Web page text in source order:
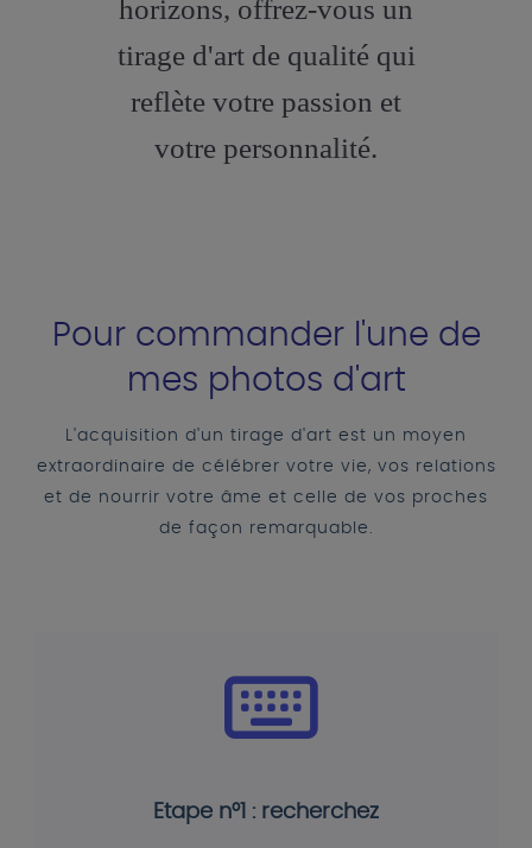
horizons, offrez-vous un
tirage d'art de qualité qui
reflète votre passion et
votre personnalité.
Pour commander l'une de
mes photos d'art
L'acquisition d'un tirage d'art est un moyen
extraordinaire de célébrer votre vie, vos relations
et de nourrir votre âme et celle de vos proches
de façon remarquable.
Etape n°1 : recherchez